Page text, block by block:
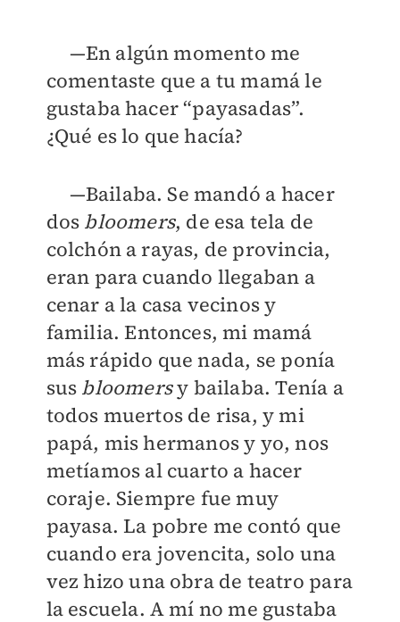
—En algún momento me
comentaste que a tu mamá le
gustaba hacer “payasadas”.
¿Qué es lo que hacía?
—Bailaba. Se mandó a hacer
dos bloomers, de esa tela de
colchón a rayas, de provincia,
eran para cuando llegaban a
cenar a la casa vecinos y
familia. Entonces, mi mamá
más rápido que nada, se ponía
sus bloomersy bailaba. Tenía a
todos muertos de risa, y mi
papá, mis hermanos y yo, nos
metíamos al cuarto a hacer
coraje. Siempre fue muy
payasa. La pobre me contó que
cuando era jovencita, solo una
vez hizo una obra de teatro para
la escuela. A mí no me gustaba